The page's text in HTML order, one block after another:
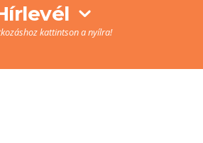
kattintson a nyílra!